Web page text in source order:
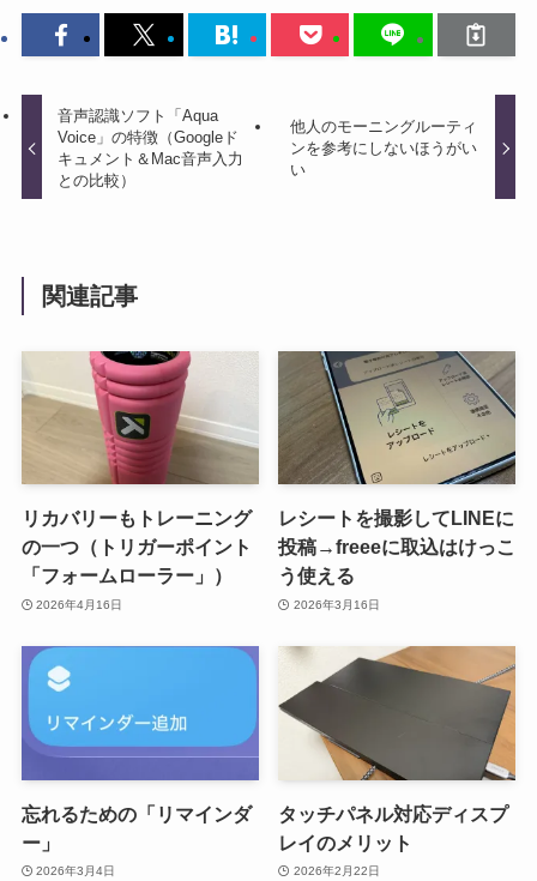
音声認識ソフト「Aqua
Voice」の特徴（Googleド
キュメント＆Mac音声入力
との比較）
他人のモーニングルーティ
ンを参考にしないほうがい
い
関連記事
リカバリーもトレーニング
の一つ（トリガーポイント
「フォームローラー」）
2026年4月16日
レシートを撮影してLINEに
投稿→freeeに取込はけっこ
う使える
2026年3月16日
忘れるための「リマインダ
ー」
2026年3月4日
タッチパネル対応ディスプ
レイのメリット
2026年2月22日